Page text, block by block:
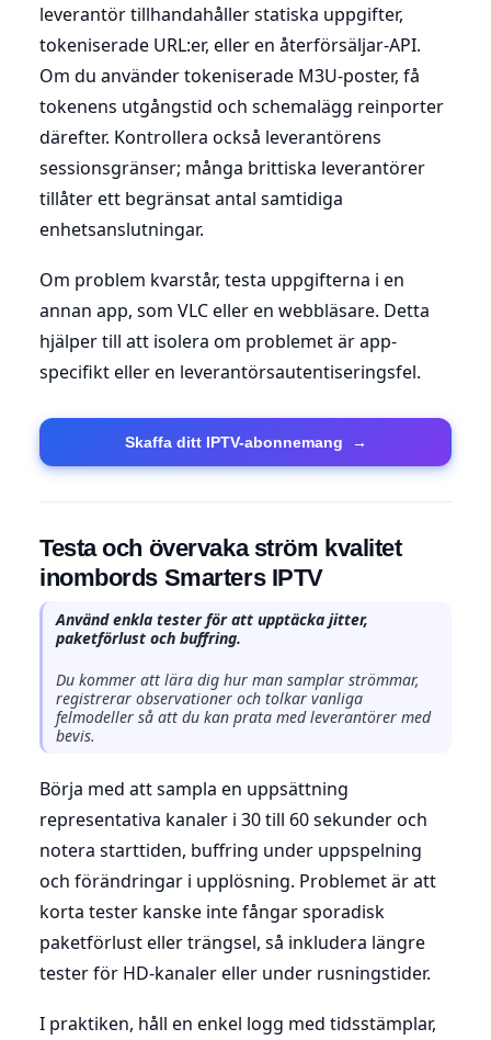
leverantör tillhandahåller statiska uppgifter,
tokeniserade URL:er, eller en återförsäljar-API.
Om du använder tokeniserade M3U-poster, få
tokenens utgångstid och schemalägg reinporter
därefter. Kontrollera också leverantörens
sessionsgränser; många brittiska leverantörer
tillåter ett begränsat antal samtidiga
enhetsanslutningar.
Om problem kvarstår, testa uppgifterna i en
annan app, som VLC eller en webbläsare. Detta
hjälper till att isolera om problemet är app-
specifikt eller en leverantörsautentiseringsfel.
Skaffa ditt IPTV-abonnemang →
Testa och övervaka ström kvalitet
inombords Smarters IPTV
Använd enkla tester för att upptäcka jitter,
paketförlust och buffring.
Du kommer att lära dig hur man samplar strömmar,
registrerar observationer och tolkar vanliga
felmodeller så att du kan prata med leverantörer med
bevis.
Börja med att sampla en uppsättning
representativa kanaler i 30 till 60 sekunder och
notera starttiden, buffring under uppspelning
och förändringar i upplösning. Problemet är att
korta tester kanske inte fångar sporadisk
paketförlust eller trängsel, så inkludera längre
tester för HD-kanaler eller under rusningstider.
I praktiken, håll en enkel logg med tidsstämplar,